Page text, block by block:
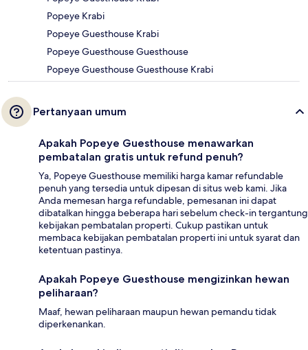
Popeye Krabi
Popeye Guesthouse Krabi
Popeye Guesthouse Guesthouse
Popeye Guesthouse Guesthouse Krabi
Pertanyaan umum
Apakah Popeye Guesthouse menawarkan
pembatalan gratis untuk refund penuh?
Ya, Popeye Guesthouse memiliki harga kamar refundable
penuh yang tersedia untuk dipesan di situs web kami. Jika
Anda memesan harga refundable, pemesanan ini dapat
dibatalkan hingga beberapa hari sebelum check-in tergantung
kebijakan pembatalan properti. Cukup pastikan untuk
membaca kebijakan pembatalan properti ini untuk syarat dan
ketentuan pastinya.
Apakah Popeye Guesthouse mengizinkan hewan
peliharaan?
Maaf, hewan peliharaan maupun hewan pemandu tidak
diperkenankan.